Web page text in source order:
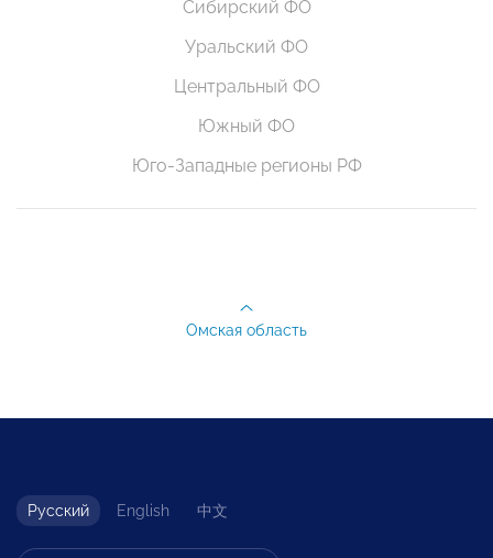
Сибирский ФО
Уральский ФО
Центральный ФО
Южный ФО
Юго-Западные регионы РФ
Омская область
Русский English 中文